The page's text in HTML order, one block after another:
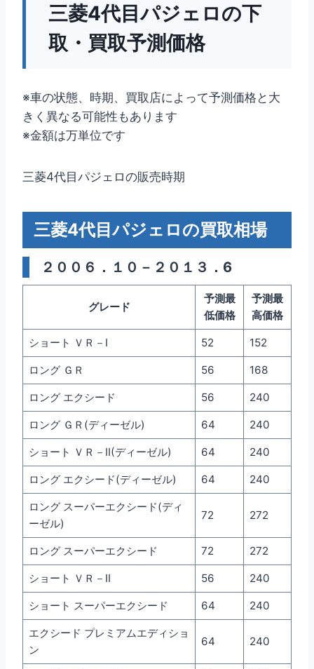
三菱4代目パジェロの下
取・買取予測価格
※車の状態、時期、買取店によって予測価格と大
きく異なる可能性もあります
※金額は万単位です
三菱4代目パジェロの販売時期
三菱4代目パジェロの買取相場
２００６．１０－２０１３．6
グレード
予測最
低価格
予測最
高価格
ショート ＶＲ－I 52 152
ロング ＧＲ 56 168
ロング エクシード 56 240
ロング ＧＲ(ディーゼル) 64 240
ショート ＶＲ－II(ディーゼル) 64 240
ロング エクシード(ディーゼル) 64 240
ロング スーパーエクシード(ディ
ーゼル)
72 272
ロング スーパーエクシード 72 272
ショート ＶＲ－II 56 240
ショート スーパーエクシード 64 240
エクシード プレミアムエディショ
ン
64 240